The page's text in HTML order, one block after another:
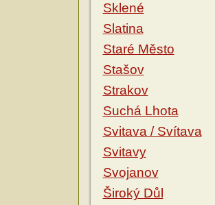
Sklené
Slatina
Staré Město
Stašov
Strakov
Suchá Lhota
Svitava / Svítava
Svitavy
Svojanov
Široký Důl